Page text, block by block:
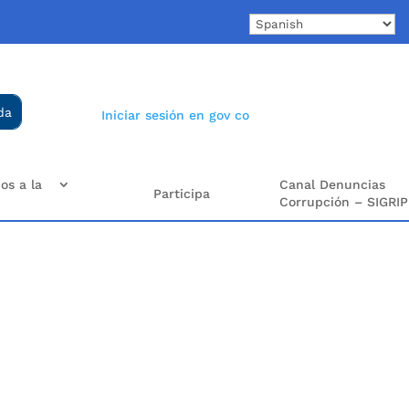
Iniciar sesión en gov co
a la
Participa
Canal Denuncias
Corrupción – SIGRIP